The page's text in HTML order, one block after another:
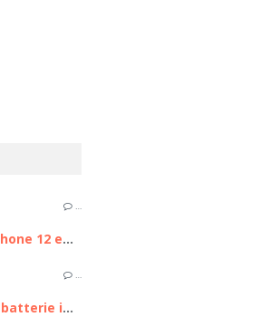
…
Acheter un iPhone 12 en 2026 : est ce toujours une bonne affaire ?
…
Remplacer la batterie iPhone 11 : Guide Complet pour Retrouver l'autonomie de votre appareil